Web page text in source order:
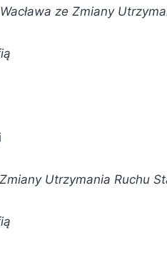
ze Zmiany
Utrzymania Ruchu